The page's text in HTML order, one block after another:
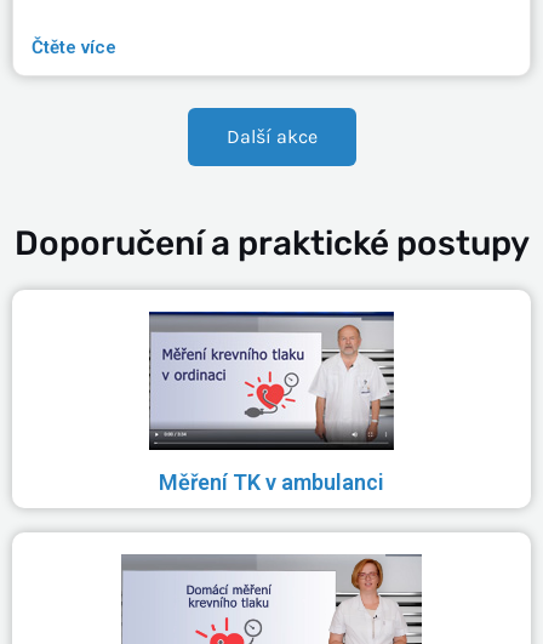
Čtěte více
Další akce
Doporučení a praktické postupy
Měření TK v ambulanci